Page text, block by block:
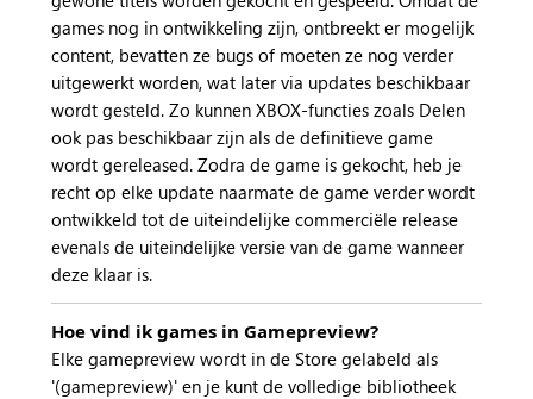
games nog in ontwikkeling zijn, ontbreekt er mogelijk
content, bevatten ze bugs of moeten ze nog verder
uitgewerkt worden, wat later via updates beschikbaar
wordt gesteld. Zo kunnen XBOX-functies zoals Delen
ook pas beschikbaar zijn als de definitieve game
wordt gereleased. Zodra de game is gekocht, heb je
recht op elke update naarmate de game verder wordt
ontwikkeld tot de uiteindelijke commerciële release
evenals de uiteindelijke versie van de game wanneer
deze klaar is.
Hoe vind ik games in Gamepreview?
Elke gamepreview wordt in de Store gelabeld als
'(gamepreview)' en je kunt de volledige bibliotheek